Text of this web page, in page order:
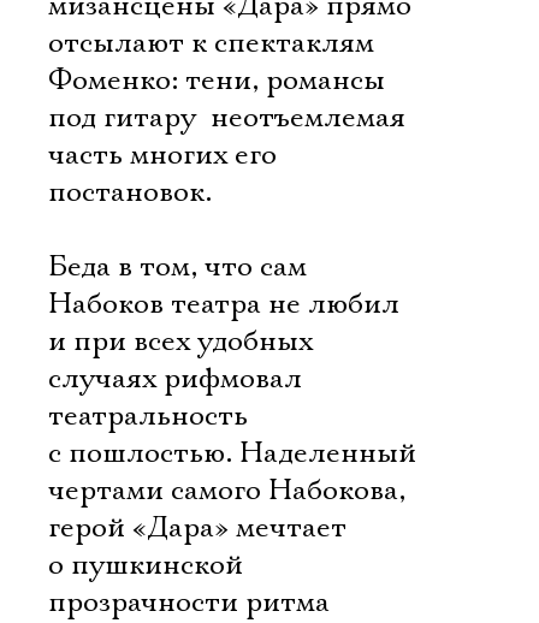
отсылают к спектаклям
Фоменко: тени, романсы
под гитару  неотъемлемая
часть многих его
постановок.
Беда в том, что сам
Набоков театра не любил
и при всех удобных
случаях рифмовал
театральность
с пошлостью. Наделенный
чертами самого Набокова,
герой «Дара» мечтает
о пушкинской
прозрачности ритма